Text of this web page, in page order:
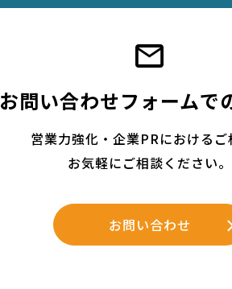
mail
お問い合わせフォームで
営業力強化・企業PRにおける
お気軽にご相談ください。
お問い合わせ